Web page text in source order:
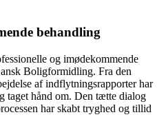
behandling
og imødekommende
Boligformidling. Fra den
af indflytningsrapporter har
taget hånd om. Den tætte dialog
har skabt tryghed og tillid